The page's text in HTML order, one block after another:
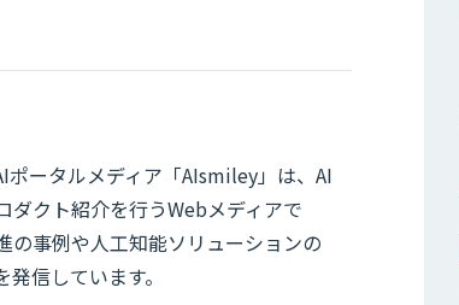
ータルメディア「AIsmiley」は、AI
ダクト紹介を行うWebメディアで
の事例や人工知能ソリューションの
信しています。